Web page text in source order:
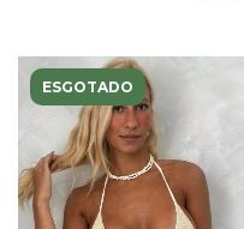
ESGOTADO